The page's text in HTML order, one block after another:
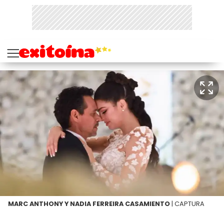
MARC ANTHONY Y NADIA FERREIRA CASAMIENTO | CAPTURA